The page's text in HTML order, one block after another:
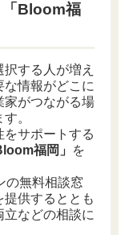
「Bloom福
する人が増え
情報がどこに
家がつながる場
。
サポートする
福岡」
を
の無料相談窓
供するととも
などの相談に